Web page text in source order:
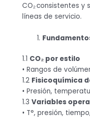
CO₂ consistentes
líneas de servicio.
1.1 CO₂ por estilo
• Rangos de
1.2 Fisicoquímica
• Presión,
1.3 Variables
• T°, presión,